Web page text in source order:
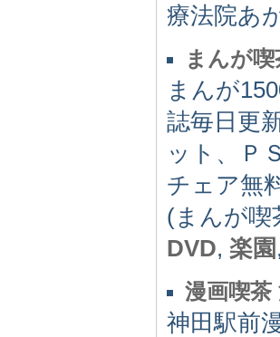
療法院あ
まんが
まんが
誌毎日更
ット、Ｐ
チェア無
(まんが喫
DVD, 楽園
漫画喫茶
神田駅前